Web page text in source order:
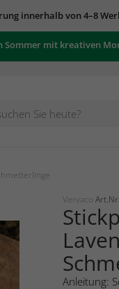
innerhalb von 4–8
Sommer mit kreativen
Vervaco
Anleitung: